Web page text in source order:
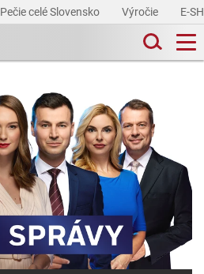
Pečie celé Slovensko Výročie E-